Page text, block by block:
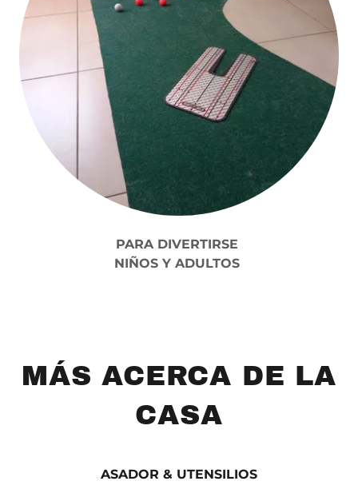
PARA DIVERTIRSE
NIÑOS Y ADULTOS
MÁS ACERCA DE LA
CASA
ASADOR & UTENSILIOS